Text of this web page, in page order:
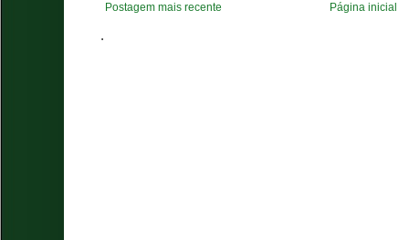
Postagem mais recente Página inicial
.